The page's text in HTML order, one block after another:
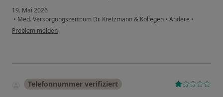
19. Mai 2026
• Med. Versorgungszentrum Dr. Kretzmann & Kollegen • Andere •
Problem melden
Telefonnummer verifiziert